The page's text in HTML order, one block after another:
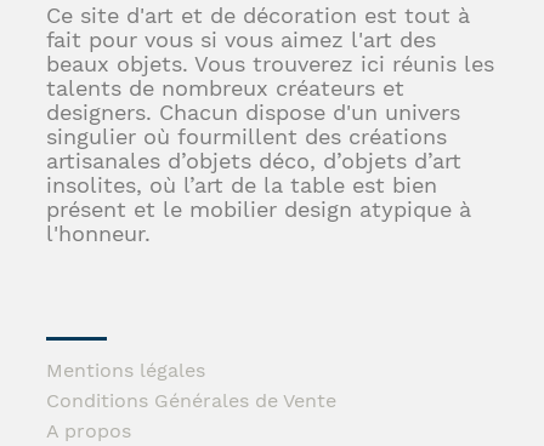
Ce site d'art et de décoration est tout à
fait pour vous si vous aimez l'art des
beaux objets. Vous trouverez ici réunis les
talents de nombreux créateurs et
designers. Chacun dispose d'un univers
singulier où fourmillent des créations
artisanales d’objets déco, d’objets d’art
insolites, où l’art de la table est bien
présent et le mobilier design atypique à
l'honneur.
Mentions légales
Conditions Générales de Vente
A propos